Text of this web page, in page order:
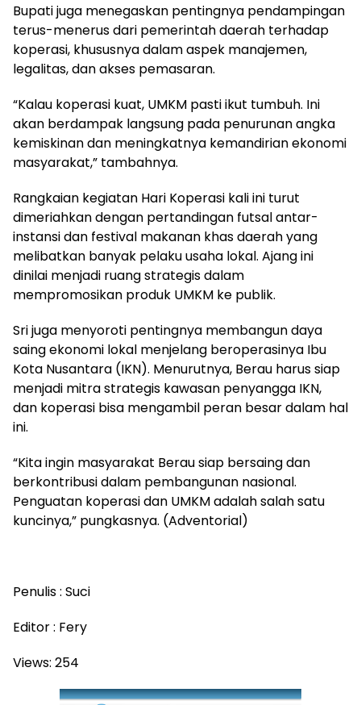
Bupati juga menegaskan pentingnya pendampingan
terus-menerus dari pemerintah daerah terhadap
koperasi, khususnya dalam aspek manajemen,
legalitas, dan akses pemasaran.
“Kalau koperasi kuat, UMKM pasti ikut tumbuh. Ini
akan berdampak langsung pada penurunan angka
kemiskinan dan meningkatnya kemandirian ekonomi
masyarakat,” tambahnya.
Rangkaian kegiatan Hari Koperasi kali ini turut
dimeriahkan dengan pertandingan futsal antar-
instansi dan festival makanan khas daerah yang
melibatkan banyak pelaku usaha lokal. Ajang ini
dinilai menjadi ruang strategis dalam
mempromosikan produk UMKM ke publik.
Sri juga menyoroti pentingnya membangun daya
saing ekonomi lokal menjelang beroperasinya Ibu
Kota Nusantara (IKN). Menurutnya, Berau harus siap
menjadi mitra strategis kawasan penyangga IKN,
dan koperasi bisa mengambil peran besar dalam hal
ini.
“Kita ingin masyarakat Berau siap bersaing dan
berkontribusi dalam pembangunan nasional.
Penguatan koperasi dan UMKM adalah salah satu
kuncinya,” pungkasnya. (Adventorial)
Penulis : Suci
Editor : Fery
Views: 254